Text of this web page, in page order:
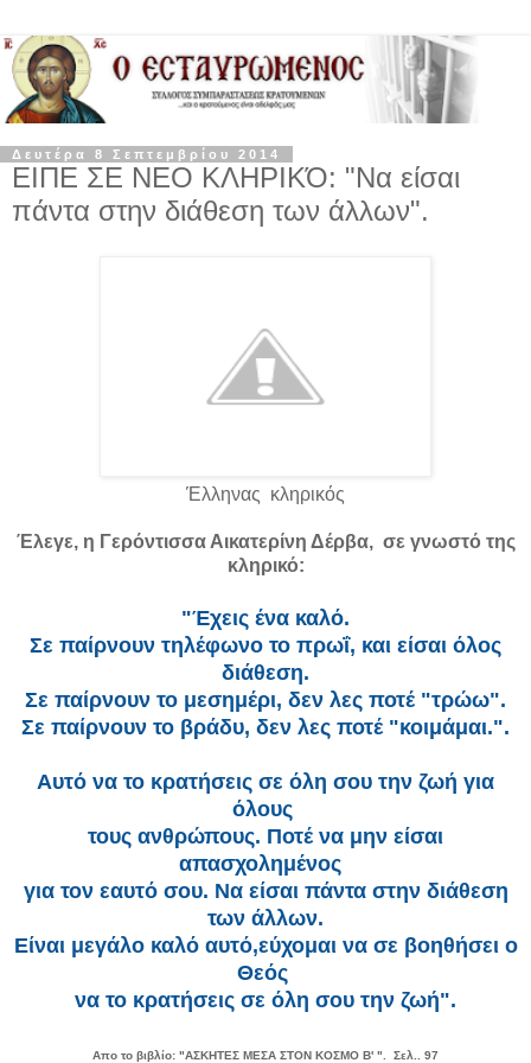
Δευτέρα 8 Σεπτεμβρίου 2014
ΕΙΠΕ ΣΕ ΝΕΟ ΚΛΗΡΙΚΌ: "Να είσαι
πάντα στην διάθεση των άλλων".
Έλληνας κληρικός
Έλεγε, η Γερόντισσα Αικατερίνη Δέρβα, σε γνωστό της
κληρικό:
"Έχεις ένα καλό.
Σε παίρνουν τηλέφωνο το πρωΐ, και είσαι όλος
διάθεση.
Σε παίρνουν το μεσημέρι, δεν λες ποτέ "τρώω".
Σε παίρνουν το βράδυ, δεν λες ποτέ "κοιμάμαι.".
Αυτό να το κρατήσεις σε όλη σου την ζωή για
όλους
τους ανθρώπους. Ποτέ να μην είσαι
απασχολημένος
για τον εαυτό σου. Να είσαι πάντα στην διάθεση
των άλλων.
Είναι μεγάλο καλό αυτό,εύχομαι να σε βοηθήσει ο
Θεός
να το κρατήσεις σε όλη σου την ζωή".
Απο το βιβλίο: "ΑΣΚΗΤΕΣ ΜΕΣΑ ΣΤΟΝ ΚΟΣΜΟ Β' ". Σελ.. 97